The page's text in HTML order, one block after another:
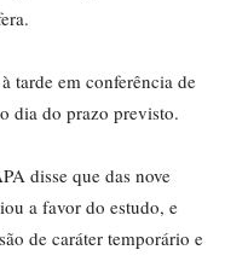
tarde em conferência de
dia do prazo previsto.
disse que das nove
a favor do estudo, e
de caráter temporário e